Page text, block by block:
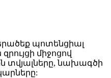
պոտենցիալ
միջոցով
տվյալները, նախագծի